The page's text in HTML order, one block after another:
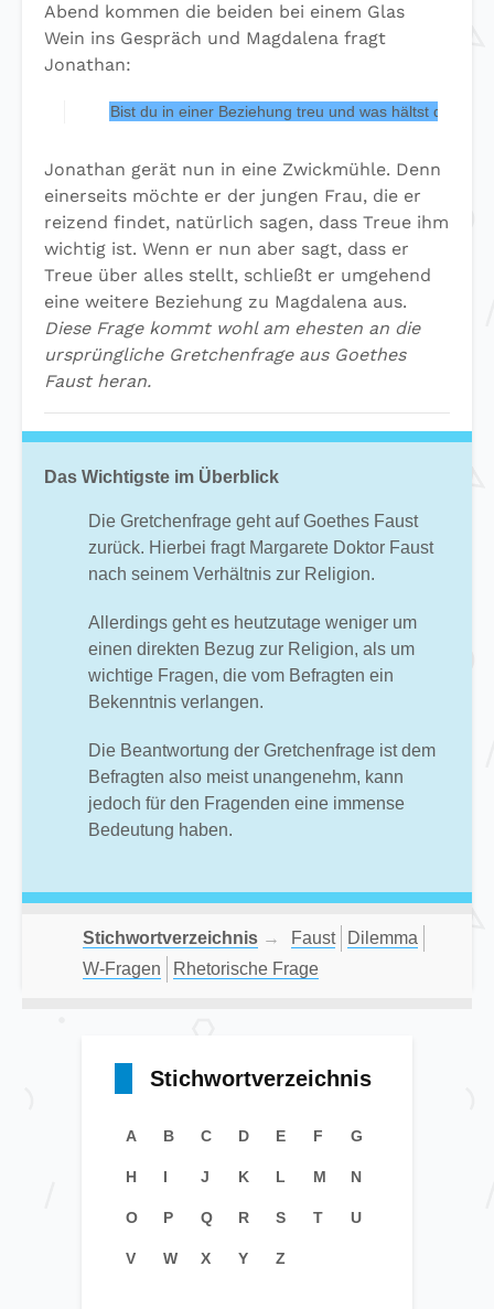
Abend kommen die beiden bei einem Glas
Wein ins Gespräch und Magdalena fragt
Jonathan:
Bist du in einer Beziehung treu und was hältst du von
Jonathan gerät nun in eine Zwickmühle. Denn
einerseits möchte er der jungen Frau, die er
reizend findet, natürlich sagen, dass Treue ihm
wichtig ist. Wenn er nun aber sagt, dass er
Treue über alles stellt, schließt er umgehend
eine weitere Beziehung zu Magdalena aus.
Diese Frage kommt wohl am ehesten an die
ursprüngliche Gretchenfrage aus Goethes
Faust heran.
Das Wichtigste im Überblick
Die Gretchenfrage geht auf Goethes Faust
zurück. Hierbei fragt Margarete Doktor Faust
nach seinem Verhältnis zur Religion.
Allerdings geht es heutzutage weniger um
einen direkten Bezug zur Religion, als um
wichtige Fragen, die vom Befragten ein
Bekenntnis verlangen.
Die Beantwortung der Gretchenfrage ist dem
Befragten also meist unangenehm, kann
jedoch für den Fragenden eine immense
Bedeutung haben.
Stichwortverzeichnis → Faust
Dilemma
W-Fragen
Rhetorische Frage
Stichwortverzeichnis
A B C D E F G
H I J K L M N
O P Q R S T U
V W X Y Z